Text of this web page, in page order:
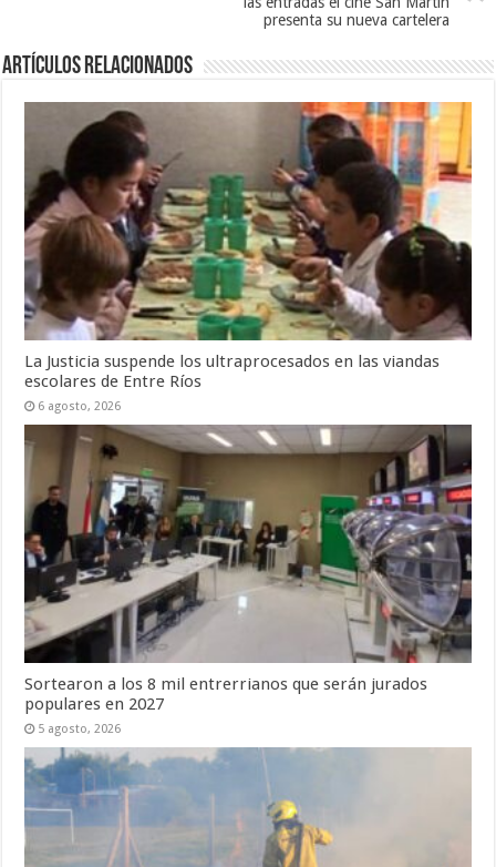
presenta su nueva cartelera
Artículos Relacionados
La Justicia suspende los ultraprocesados en las viandas
escolares de Entre Ríos
6 agosto, 2026
Sortearon a los 8 mil entrerrianos que serán jurados
populares en 2027
5 agosto, 2026